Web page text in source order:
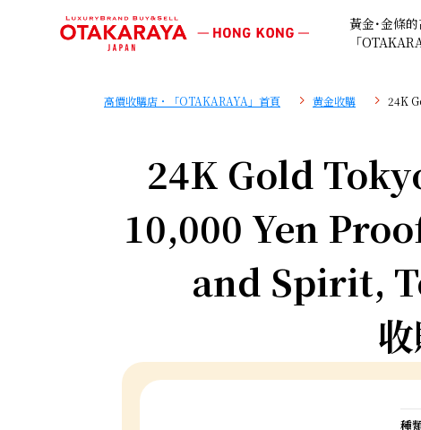
黃金･金條
「
高價收購店・「OTAKARAYA」首頁 黄金收購 24K
24K Gold
10,000 Yen
and Spirit,
種